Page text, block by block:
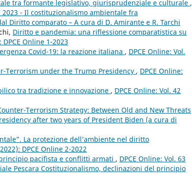
tra formante legislativo, giurisprudenziale e culturale ,
2023 - Il costituzionalismo ambientale fra
Diritto comparato – A cura di D. Amirante e R. Tarchi
Diritto e pandemia: una riflessione comparatistica su
DPCE Online 1-2023
Covid-19: la reazione italiana , DPCE Online: Vol.
Terrorism under the Trump Presidency , DPCE Online:
tra tradizione e innovazione , DPCE Online: Vol. 42
Terrorism Strategy: Between Old and New Threats
after two years of President Biden (a cura di
La protezione dell’ambiente nel diritto
DPCE Online 2-2022
pacifista e conflitti armati , DPCE Online: Vol. 63
Pescara Costituzionalismo, declinazioni del principio